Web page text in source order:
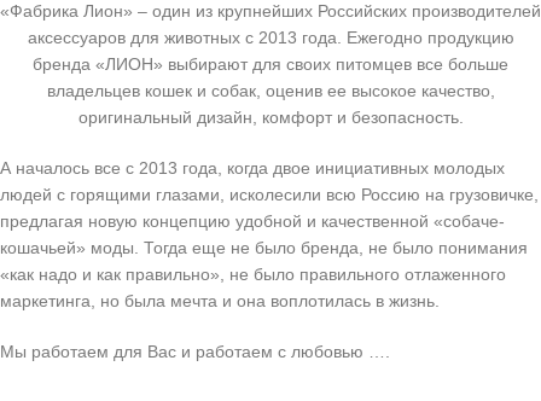
«Фабрика Лион» – один из крупнейших Российских производителей
аксессуаров для животных с 2013 года. Ежегодно продукцию
бренда «ЛИОН» выбирают для своих питомцев все больше
владельцев кошек и собак, оценив ее высокое качество,
оригинальный дизайн, комфорт и безопасность.
А началось все с 2013 года, когда двое инициативных молодых
людей с горящими глазами, исколесили всю Россию на грузовичке,
предлагая новую концепцию удобной и качественной «собаче-
кошачьей» моды. Тогда еще не было бренда, не было понимания
«как надо и как правильно», не было правильного отлаженного
маркетинга, но была мечта и она воплотилась в жизнь.
Мы работаем для Вас и работаем с любовью ….